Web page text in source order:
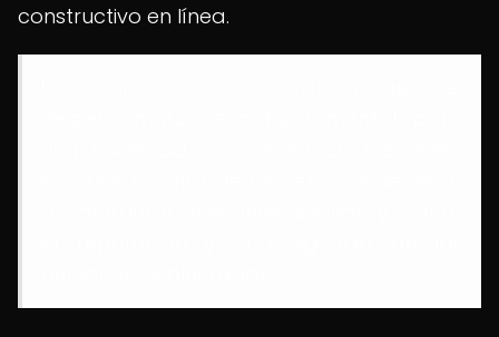
constructivo en línea.